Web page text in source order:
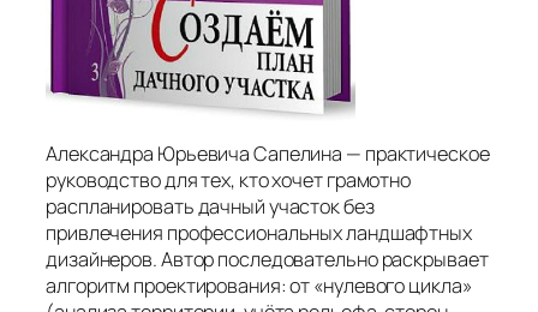
Александра Юрьевича Сапелина — практическое
руководство для тех, кто хочет грамотно
распланировать дачный участок без
привлечения профессиональных ландшафтных
дизайнеров. Автор последовательно раскрывает
алгоритм проектирования: от «нулевого цикла»